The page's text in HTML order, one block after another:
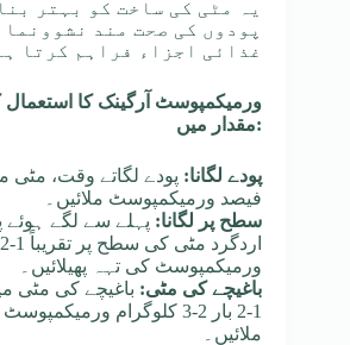
یہ مٹی کی ساخت کو بہتر
پودوں کی صحت مند
غذائی اجزاء فراہم کرتا
ورمیکمپوسٹ آرگینک کا
مقدار میں:
پودے لگانا:
فیصد ورمیکمپوسٹ ملائیں۔
سطح پر لگانا: پہلے سے لگے ہوئے
ورمیکمپوسٹ کی تہہ پھیلائیں۔
باغیچے کی مٹی: باغیچے کی مٹی
1-2 بار 2-3 کلوگرام
ملائیں۔